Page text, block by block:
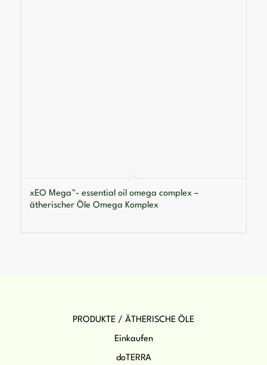
xEO Mega™- essential oil omega complex –
ätherischer Öle Omega Komplex
PRODUKTE / ÄTHERISCHE ÖLE
Einkaufen
doTERRA